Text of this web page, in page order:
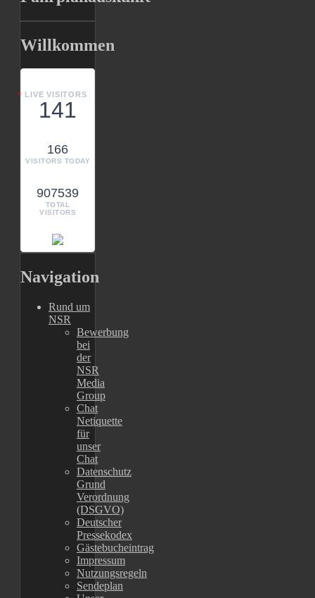
Willkommen
LIVE VISITORS
141
166
VISITORS TODAY
907539
TOTAL
VISITORS
Navigation
Rund um
NSR
Bewerbung
bei
der
NSR
Media
Group
Chat
Netiquette
für
unser
Chat
Datenschutz
Grund
Verordnung
(DSGVO)
Deutscher
Pressekodex
Gästebucheintrag
Impressum
Nutzungsregeln
Sendeplan